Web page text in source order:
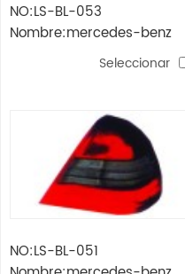
NO:LS-BL-053
Nombre:mercedes-benz
w202 '94 -'00 lámpara de
Seleccionar
NO:LS-BL-051